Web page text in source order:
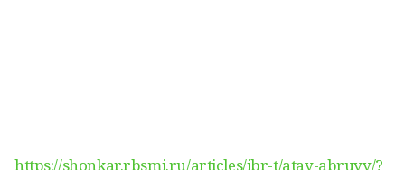
https://shonkar.rbsmi.ru/articles/ibr-t/atay-abruyy/?